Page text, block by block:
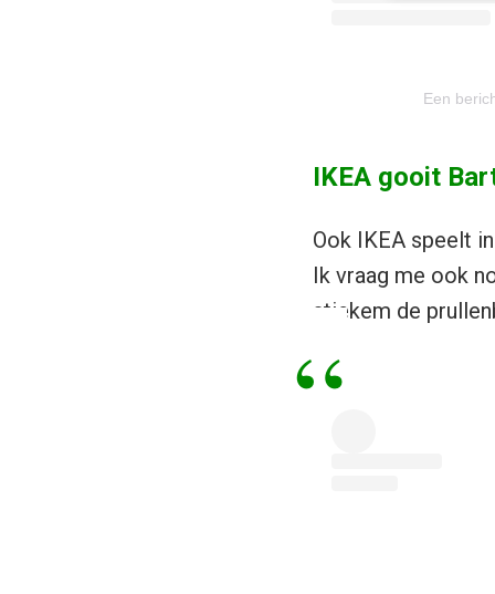
Een
IKEA gooit
Ook IKEA speelt
Ik vraag me ook
stiekem de